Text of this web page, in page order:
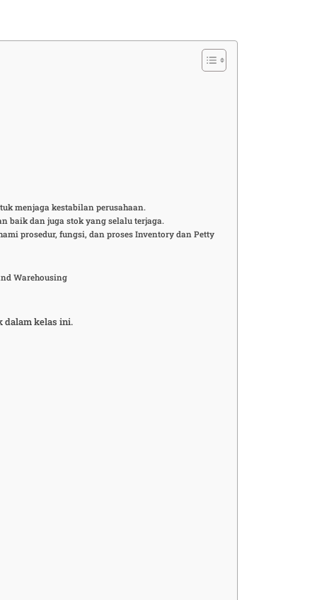
menjaga kestabilan perusahaan.
baik dan juga stok yang selalu terjaga.
prosedur, fungsi, dan proses Inventory dan Petty
Warehousing
dalam kelas ini.